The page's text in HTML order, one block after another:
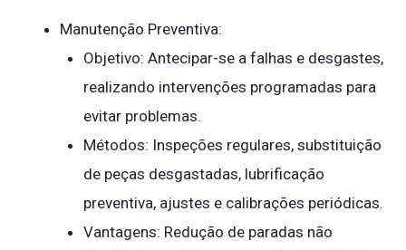
Manutenção Preventiva:
Objetivo: Antecipar-se a falhas e desgastes,
realizando intervenções programadas para
evitar problemas.
Métodos: Inspeções regulares, substituição
de peças desgastadas, lubrificação
preventiva, ajustes e calibrações periódicas.
Vantagens: Redução de paradas não